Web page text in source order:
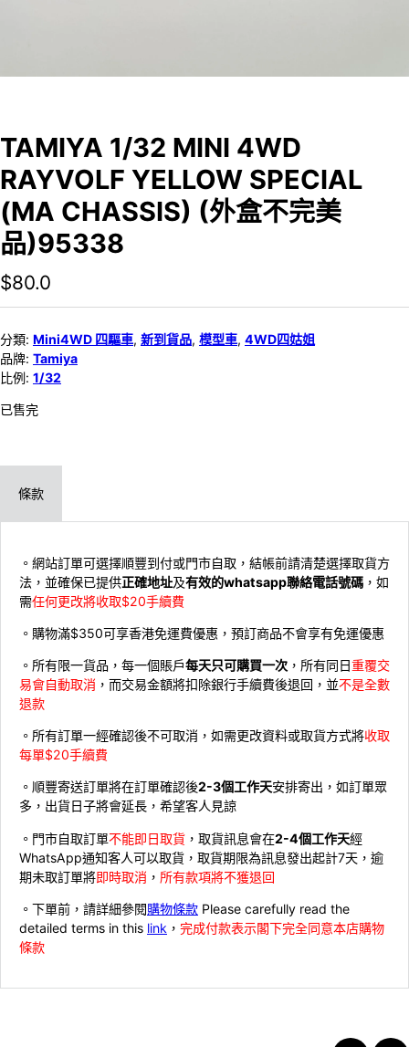
TAMIYA 1/32 MINI 4WD
RAYVOLF YELLOW SPECIAL
(MA CHASSIS) (外盒不完美
品)95338
$80.0
分類: Mini4WD 四驅車, 新到貨品, 模型車, 4WD四姑姐
品牌: Tamiya
比例: 1/32
已售完
條款
。網站訂單可選擇順豐到付或門市自取，結帳前請清楚選擇取貨方
法，並確保已提供正確地址及有效的whatsapp聯絡電話號碼 ，如
需任何更改將收取$20手續費
。購物滿$350可享香港免運費優惠，預訂商品不會享有免運優惠
。所有限一貨品，每一個賬戶每天只可購買一次 ，所有同日重覆交
易會自動取消 ，而交易金額將扣除銀行手續費後退回，並不是全數
退款
。所有訂單一經確認後不可取消，如需更改資料或取貨方式將收取
每單$20手續費
。順豐寄送訂單將在訂單確認後2-3個工作天安排寄出，如訂單眾
多，出貨日子將會延長，希望客人見諒
。門市自取訂單不能即日取貨 ，取貨訊息會在2-4個工作天經
WhatsApp通知客人可以取貨，取貨期限為訊息發出起計7天，逾
期未取訂單將即時取消 ， 所有款項將不獲退回
。下單前，請詳細參閱購物條款 Please carefully read the
detailed terms in this link ， 完成付款表示閣下完全同意本店購物
條款